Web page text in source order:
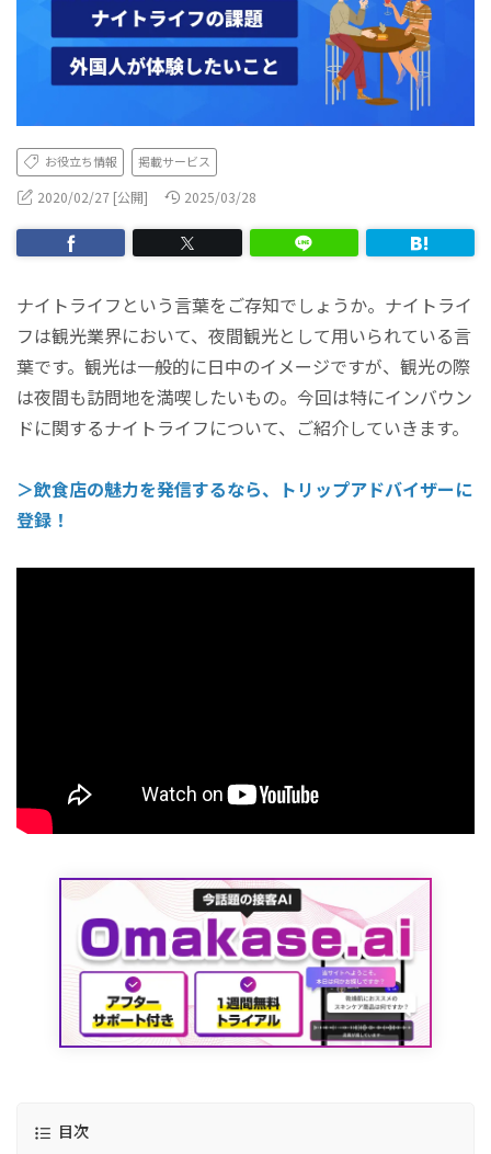
お役立ち情報 掲載サービス
2020/02/27 [公開] 2025/03/28
ナイトライフという言葉をご存知でしょうか。ナイトライ
フは観光業界において、夜間観光として用いられている言
葉です。観光は一般的に日中のイメージですが、観光の際
は夜間も訪問地を満喫したいもの。今回は特にインバウン
ドに関するナイトライフについて、ご紹介していきます。
＞飲食店の魅力を発信するなら、トリップアドバイザーに
登録！
目次